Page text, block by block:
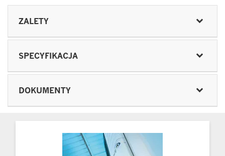
ZALETY
SPECYFIKACJA
DOKUMENTY